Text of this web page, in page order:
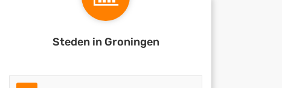
Steden in Groningen